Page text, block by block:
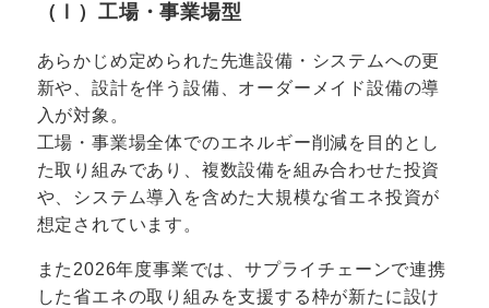
（Ⅰ）工場・事業場型
あらかじめ定められた先進設備・システムへの更
新や、設計を伴う設備、オーダーメイド設備の導
入が対象。
工場・事業場全体でのエネルギー削減を目的とし
た取り組みであり、複数設備を組み合わせた投資
や、システム導入を含めた大規模な省エネ投資が
想定されています。
また2026年度事業では、サプライチェーンで連携
した省エネの取り組みを支援する枠が新たに設け